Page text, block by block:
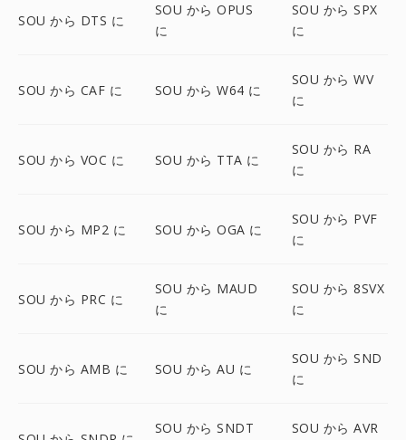
SOU から DTS に
SOU から OPUS
に
SOU から SPX
に
SOU から CAF に SOU から W64 に
SOU から WV
に
SOU から VOC に SOU から TTA に
SOU から RA
に
SOU から MP2 に SOU から OGA に
SOU から PVF
に
SOU から PRC に
SOU から MAUD
に
SOU から 8SVX
に
SOU から AMB に SOU から AU に
SOU から SND
に
SOU から SNDT
SOU から AVR